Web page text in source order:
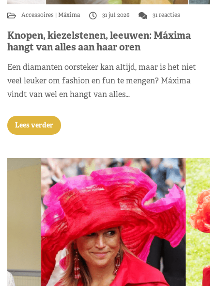
Accessoires Máxima 31 jul 2026 31 reacties
Knopen, kiezelstenen, leeuwen: Máxima
hangt van alles aan haar oren
Een diamanten oorsteker kan altijd, maar is het niet
veel leuker om fashion en fun te mengen? Máxima
vindt van wel en hangt van alles…
Lees verder